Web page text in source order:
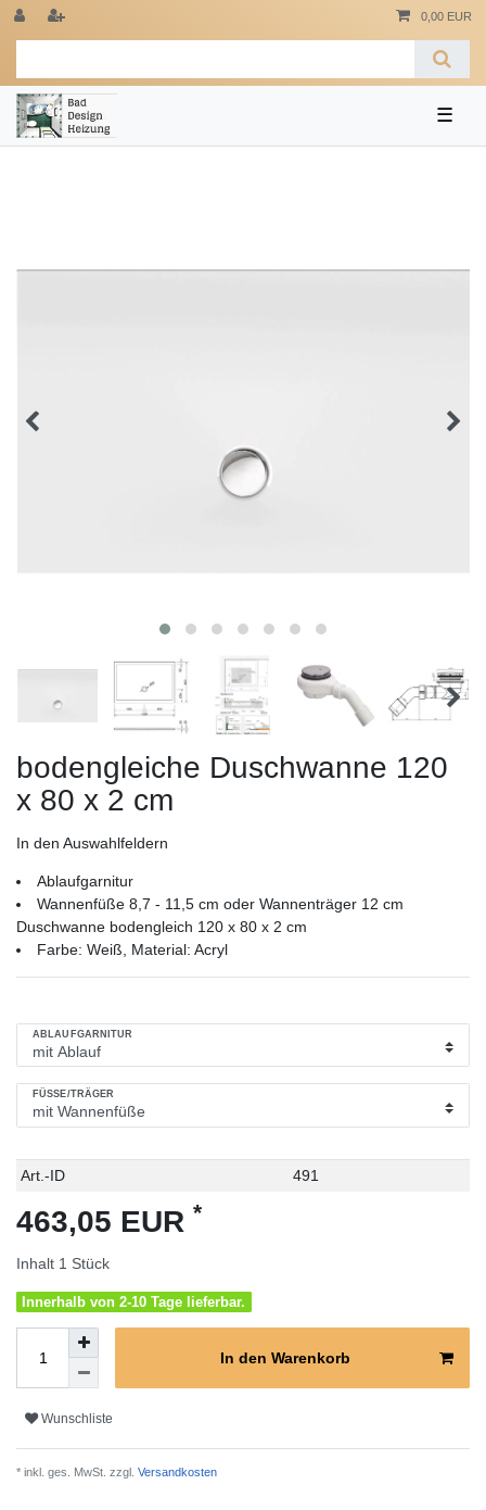
0,00 EUR
☰
bodengleiche Duschwanne 120
x 80 x 2 cm
In den Auswahlfeldern
Ablaufgarnitur
Wannenfüße 8,7 - 11,5 cm oder Wannenträger 12 cm
Duschwanne bodengleich 120 x 80 x 2 cm
Farbe: Weiß, Material: Acryl
ABLAUFGARNITUR
FÜSSE/TRÄGER
Technisches
Wert
Art.-ID 491
463,05 EUR *
Inhalt 1 Stück
Innerhalb von 2-10 Tage lieferbar.
In den Warenkorb
Wunschliste
* inkl. ges. MwSt. zzgl. Versandkosten